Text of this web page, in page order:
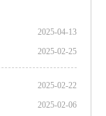
2025-04-13
2025-02-25
2025-02-22
2025-02-06